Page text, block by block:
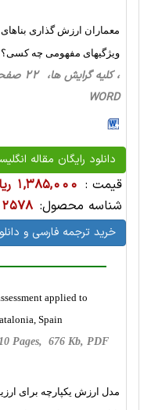
معماران ارزش گذاری
ویژگیهای مفهومی چه کسی؟
WORD
دانلود رایگان مقاله
قیمت : 1,385,000 ریال
شناسه محصول:
خرید ترجمه فارسی و
applied to
Spain
Pages, 676 Kb, PDF
مدل ارزش یکپارچه برای